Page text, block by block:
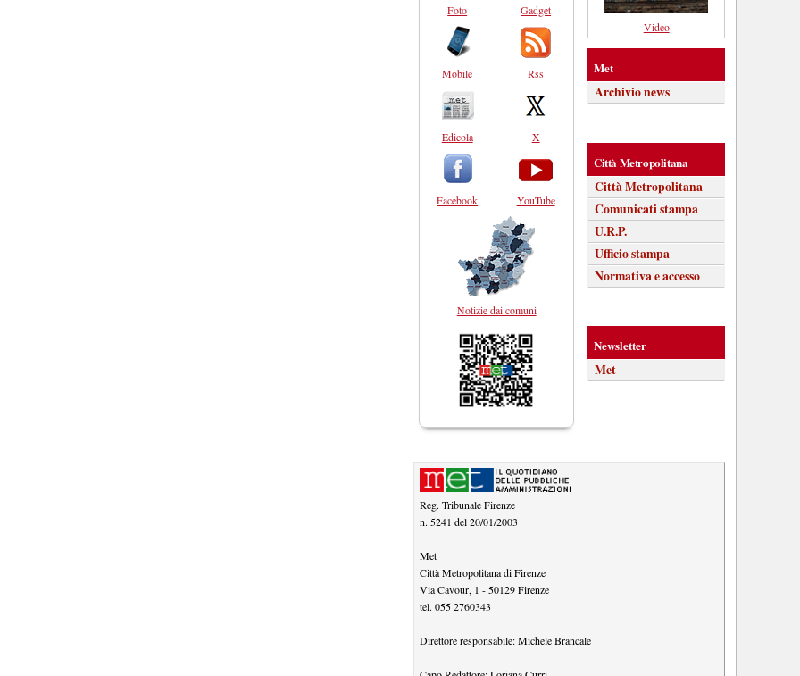
Foto
Mobile
Edicola
Facebook
Gadget
Rss
X
YouTube
Notizie dai comuni
Video
Met
Archivio news
Città Metropolitana
Città Metropolitana
Comunicati stampa
U.R.P.
Ufficio stampa
Normativa e accesso
Newsletter
Met
Reg. Tribunale Firenze
n. 5241 del 20/01/2003
Met
Città Metropolitana di Firenze
Via Cavour, 1 - 50129 Firenze
tel. 055 2760343
Direttore responsabile:Michele Brancale